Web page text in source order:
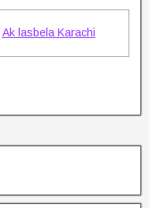
Ak lasbela Karachi